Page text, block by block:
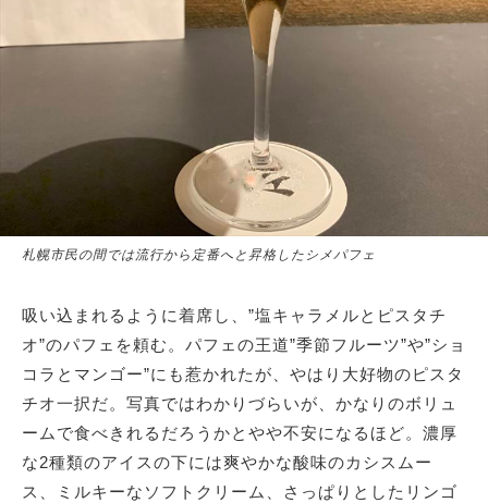
札幌市民の間では流行から定番へと昇格したシメパフェ
吸い込まれるように着席し、”塩キャラメルとピスタチ
オ”のパフェを頼む。パフェの王道”季節フルーツ”や”ショ
コラとマンゴー”にも惹かれたが、やはり大好物のピスタ
チオ一択だ。写真ではわかりづらいが、かなりのボリュ
ームで食べきれるだろうかとやや不安になるほど。濃厚
な2種類のアイスの下には爽やかな酸味のカシスムー
ス、ミルキーなソフトクリーム、さっぱりとしたリンゴ